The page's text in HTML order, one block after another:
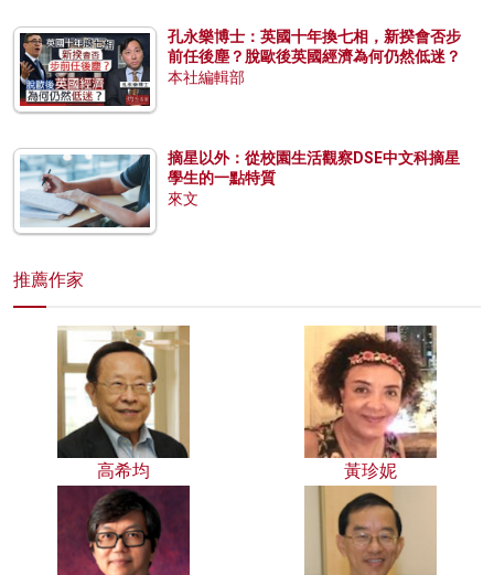
孔永樂博士：英國十年換七相，新揆會否步
前任後塵？脫歐後英國經濟為何仍然低迷？
本社編輯部
摘星以外：從校園生活觀察DSE中文科摘星
學生的一點特質
來文
推薦作家
高希均 黃珍妮